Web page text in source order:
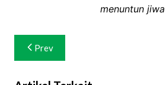
menuntun jiwa
Navigasi
pos
Prev